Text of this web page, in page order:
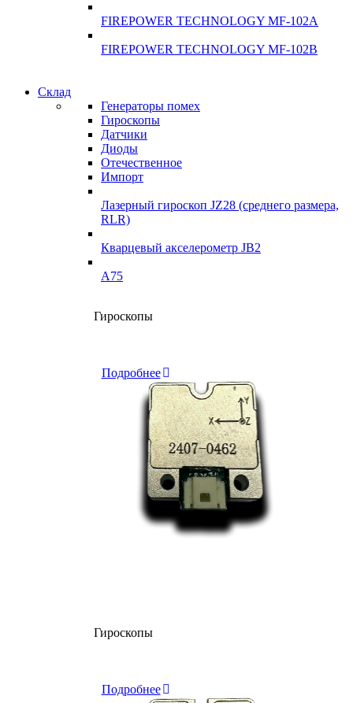
FIREPOWER TECHNOLOGY MF-102A
FIREPOWER TECHNOLOGY MF-102B
Инклинометры
Подробнее
Инклинометры
подробнее
Склад
Генераторы помех
Гироскопы
Датчики
Диоды
Отечественное
Импорт
Лазерный гироскоп JZ28 (среднего размера,
RLR)
Кварцевый акселерометр JB2
A75
Гироскопы
Подробнее
Гироскопы
Подробнее